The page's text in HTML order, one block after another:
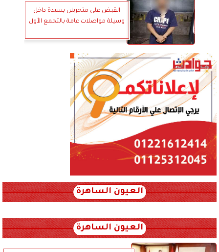
القبض على متحرش بسيدة داخل
وسيلة مواصلات عامة بالتجمع الأول
العيون الساهرة
العيون الساهرة